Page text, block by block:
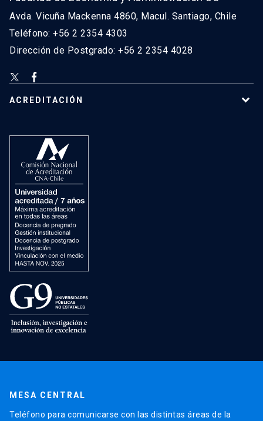
Avda. Vicuña Mackenna 4860, Macul. Santiago, Chile
Teléfono: +56 2 2354 4303
Dirección de Postgrado: +56 2 2354 4028
ACREDITACIÓN
MESA CENTRAL
Teléfono para comunicarse con las distintas áreas de la